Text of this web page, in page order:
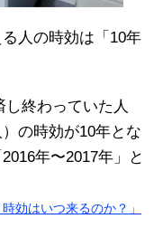
人の時効は「10年
終わっていた人
の時効が10年とな
年〜2017年」と
効はいつ来るのか？」